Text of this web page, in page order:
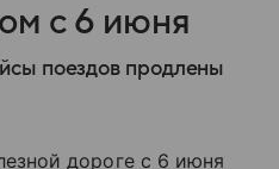
с 6 июня
поездов продлены
дороге с 6 июня